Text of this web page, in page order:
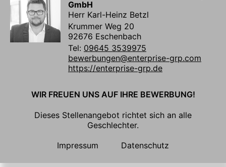
GmbH
Herr Karl-Heinz Betzl
Krummer Weg 20
92676 Eschenbach
Tel: 09645 3539975
bewerbungen@enterprise-grp.com
https://enterprise-grp.de
WIR FREUEN UNS AUF IHRE BEWERBUNG!
Dieses Stellenangebot richtet sich an alle
Geschlechter.
Impressum
Datenschutz